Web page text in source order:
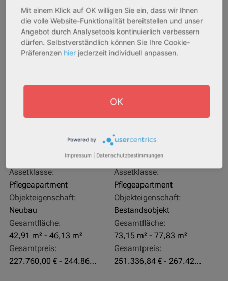
AfA Degressive 5,00 %
Assetklasse:
Pflegeapartment
Objekteigenschaft:
Neubau
Gesamtfläche:
42,91 m² - 46,13 m²
Gesamtpreis:
227.760,00 € - 244.860,00 €
Sofortmiete
Rendite:
4,07 %
Assetklasse:
Pflegeapartment
Objekteigenschaft:
Bestandsobjekt
Gesamtfläche:
73,15 m² - 77,83 m²
Gesamtpreis:
251.336,84 € - 267.420,00 €
Mit einem Klick auf OK willigen Sie ein, dass wir Ihnen
die volle Website-Funktionalität bereitstellen und unser
Angebot durch Analysetools kontinuierlich verbessern
dürfen. Selbstverständlich können Sie Ihre Cookie-
Präferenzen hier jederzeit individuell anpassen.
OK
Powered by
Impressum Datenschutzbestimmungen